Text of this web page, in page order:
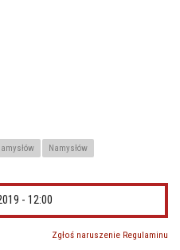
Namysłów
- 12:00
Zgłoś naruszenie Regulaminu